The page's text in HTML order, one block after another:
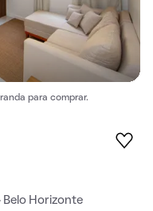
para comprar.
Belo Horizonte